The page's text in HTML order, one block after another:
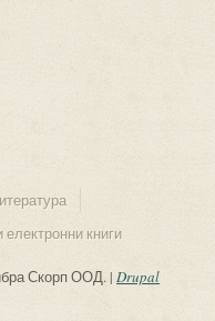
електронни книги
Скорп ООД. | Drupal